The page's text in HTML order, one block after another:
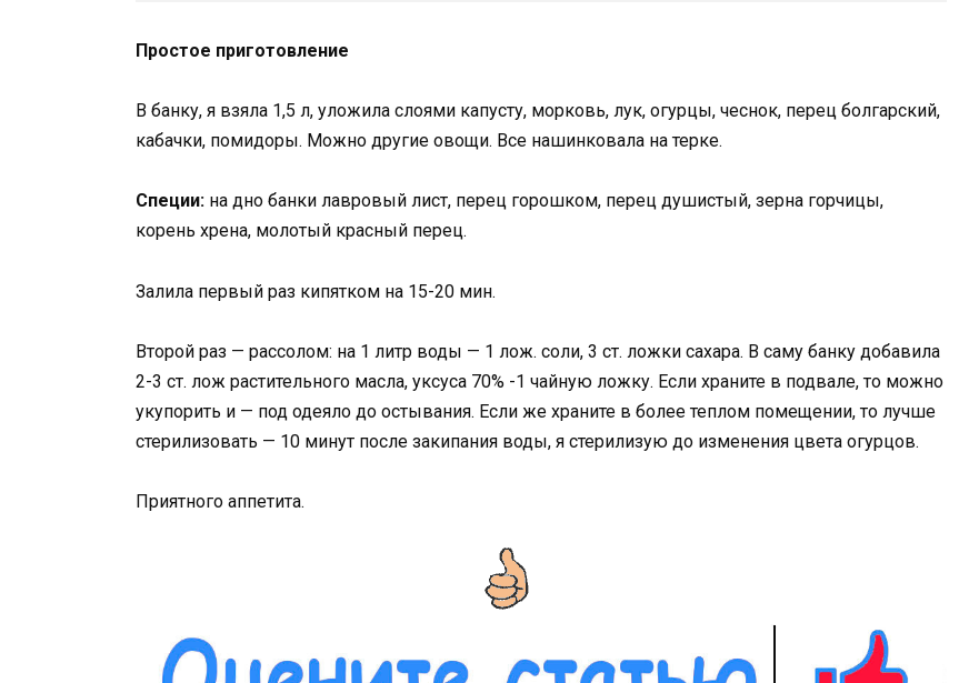
Простое приготовление
В банку, я взяла 1,5 л, уложила слоями капусту, морковь, лук, огурцы, чеснок, перец болгарский,
кабачки, помидоры. Можно другие овощи. Все нашинковала на терке.
Специи: на дно банки лавровый лист, перец горошком, перец душистый, зерна горчицы,
корень хрена, молотый красный перец.
Залила первый раз кипятком на 15-20 мин.
Второй раз — рассолом: на 1 литр воды — 1 лож. соли, 3 ст. ложки сахара. В саму банку добавила
2-3 ст. лож растительного масла, уксуса 70% -1 чайную ложку. Если храните в подвале, то можно
укупорить и — под одеяло до остывания. Если же храните в более теплом помещении, то лучше
стерилизовать — 10 минут после закипания воды, я стерилизую до изменения цвета огурцов.
Приятного аппетита.